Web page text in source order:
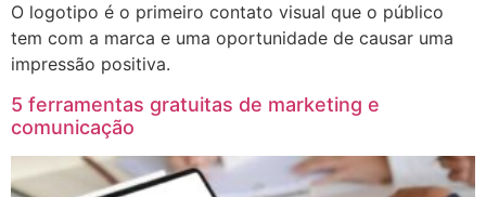
O logotipo é o primeiro contato visual que o público
tem com a marca e uma oportunidade de causar uma
impressão positiva.
5 ferramentas gratuitas de marketing e
comunicação